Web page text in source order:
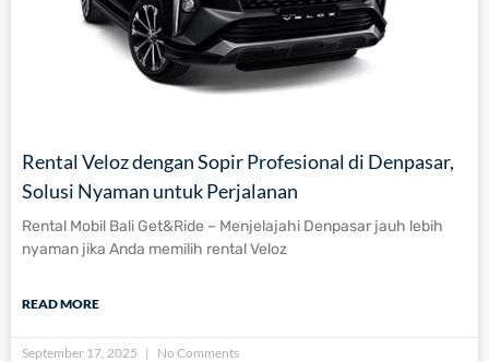
Rental Veloz dengan Sopir Profesional di Denpasar,
Solusi Nyaman untuk Perjalanan
Rental Mobil Bali Get&Ride – Menjelajahi Denpasar jauh lebih
nyaman jika Anda memilih rental Veloz
READ MORE
September 17, 2025 No Comments